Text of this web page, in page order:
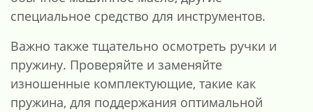
специальное средство для инструментов.
Важно также тщательно осмотреть ручки и
пружину. Проверяйте и заменяйте
изношенные комплектующие, такие как
пружина, для поддержания оптимальной